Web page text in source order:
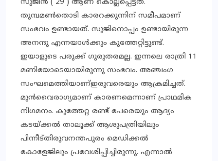
സുജിന്‍ ( 29 ) ആണ് കൊല്ലപ്പെട്ടത്.
തുമ്പമണ്‍തൊടി കാരറക്കുന്നിന് സമീപമാണ്
സംഭവം ഉണ്ടായത്. സുജിനൊപ്പം ഉണ്ടായിരുന്ന
അനന്ദു എന്നയാള്‍ക്കും കുത്തേറ്റിട്ടുണ്ട്.
ഇയാളുടെ പരുക്ക് ഗുരുതരമല്ല. ഇന്നലെ രാത്രി 11
മണിയോടെയായിരുന്നു സംഭവം. അഞ്ചംഗ
സംഘമെത്തിയാണ്ഇരുവരെയും ആക്രമിച്ചത്.
മുന്‍വൈരാഗ്യമാണ് കാരണമെന്നാണ് പ്രാഥമിക
നിഗമനം. കുത്തേറ്റ രണ്ട് പേരെയും ആദ്യം
കടയ്ക്കല്‍ താലൂക്ക് ആശുപത്രിയിലും
പിന്നീട്തിരുവനന്തപുരം മെഡിക്കല്‍
കോളേജിലും പ്രവേശിപ്പിച്ചിരുന്നു. എന്നാല്‍